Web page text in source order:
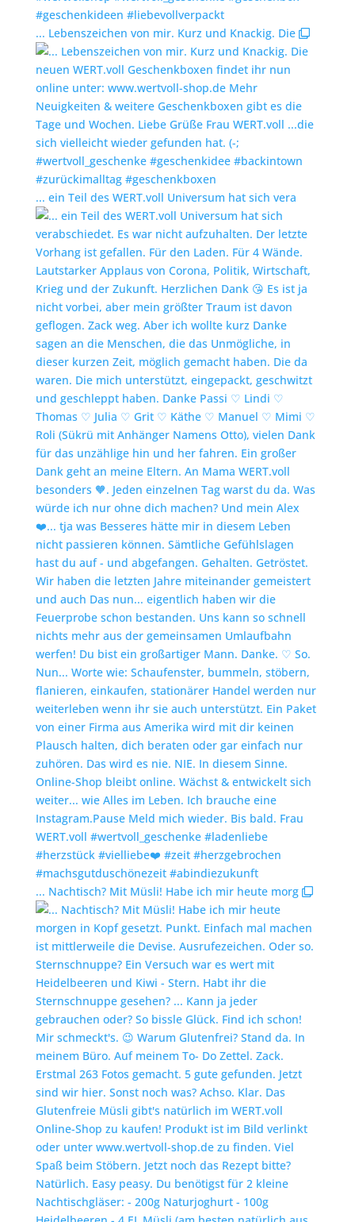
... Lebenszeichen von mir. Kurz und Knackig. Die
... ein Teil des WERT.voll Universum hat sich vera
... Nachtisch? Mit Müsli! Habe ich mir heute morg